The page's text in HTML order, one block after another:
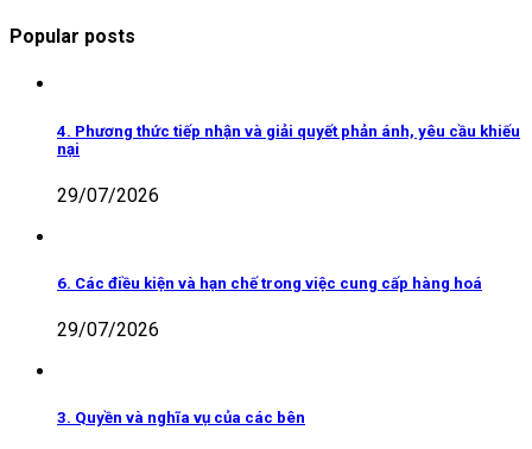
Popular posts
4. Phương thức tiếp nhận và giải quyết phản ánh, yêu cầu khiếu
nại
29/07/2026
6. Các điều kiện và hạn chế trong việc cung cấp hàng hoá
29/07/2026
3. Quyền và nghĩa vụ của các bên